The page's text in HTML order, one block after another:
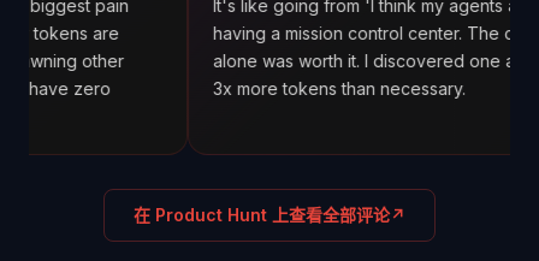
pain
are
It's like going from 'I think my agents are working'
having a mission control center. The cost tracking
alone was worth it. I discovered one agent was
3x more tokens than necessary.
在 Product Hunt 上查看全部评论↗